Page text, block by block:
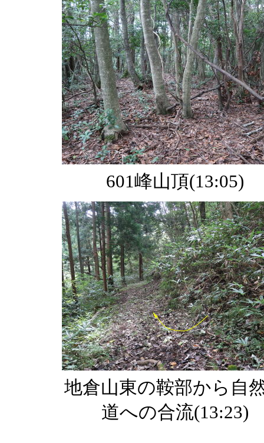
601峰山頂(13:05)
地倉山東の鞍部から自
道への合流(13:23)